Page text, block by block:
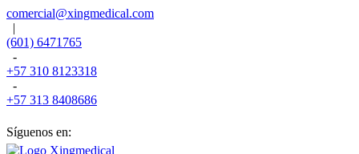
comercial@xingmedical.com
|
(601) 6471765
-
+57 310 8123318
-
+57 313 8408686
Síguenos en: